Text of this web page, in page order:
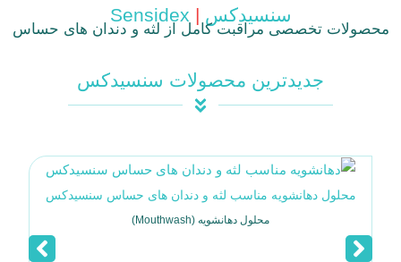
سنسیدکس |
محصولات تخصصی مراقبت کامل از لثه و دندان های حساس
جدیدترین محصولات سنسیدکس
محلول دهانشویه (Mouthwash)
محلول دهانشویه مناسب لثه و دندان های حساس سنسیدکس